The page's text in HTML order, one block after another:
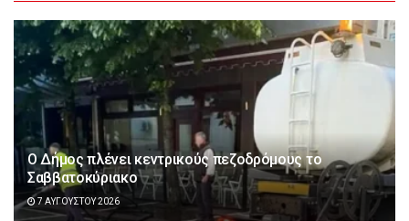
Ο Δήμος πλένει κεντρικούς πεζοδρόμους το
Σαββατοκύριακο
7 ΑΥΓΟΎΣΤΟΥ 2026